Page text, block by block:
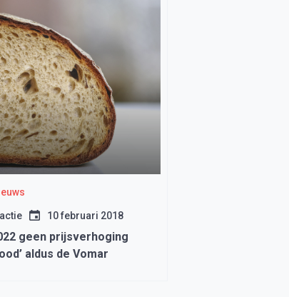
10 februari 2018
geen prijsverhoging
aldus de Vomar